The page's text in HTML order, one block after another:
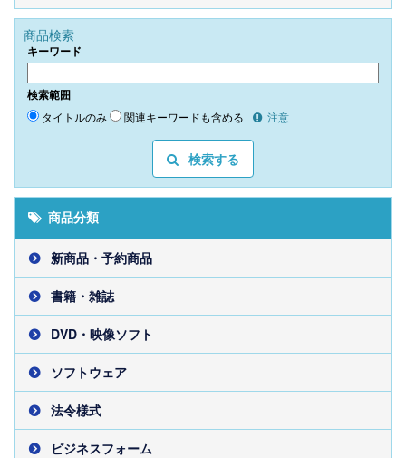
商品検索
キーワード
検索範囲
タイトルのみ 関連キーワードも含める 注意
検索する
商品分類
新商品・予約商品
書籍・雑誌
DVD・映像ソフト
ソフトウェア
法令様式
ビジネスフォーム